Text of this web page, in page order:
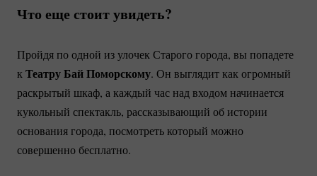
Что еще стоит увидеть?
Пройдя по одной из улочек Старого города, вы попадете
к Театру Бай Поморскому. Он выглядит как огромный
раскрытый шкаф, а каждый час над входом начинается
кукольный спектакль, рассказывающий об истории
основания города, посмотреть который можно
совершенно бесплатно.